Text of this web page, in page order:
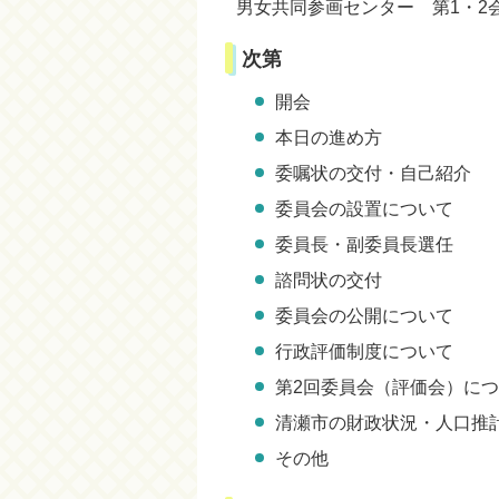
男女共同参画センター 第1・2
次第
開会
本日の進め方
委嘱状の交付・自己紹介
委員会の設置について
委員長・副委員長選任
諮問状の交付
委員会の公開について
行政評価制度について
第2回委員会（評価会）に
清瀬市の財政状況・人口推
その他